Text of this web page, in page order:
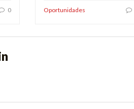
0 Oportunidades